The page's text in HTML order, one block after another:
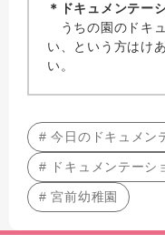
＊ドキュメンテー
うちの園のドキ
い、という方はけ
い。
# 今日のドキュメン
# ドキュメンテーシ
# 宮前幼稚園